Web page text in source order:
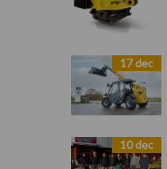
17 dec
10 dec